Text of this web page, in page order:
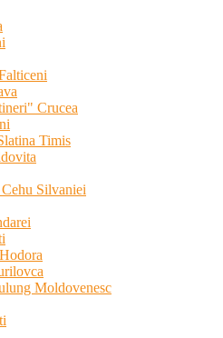
Crucea
Timis
Silvaniei
Moldovenesc